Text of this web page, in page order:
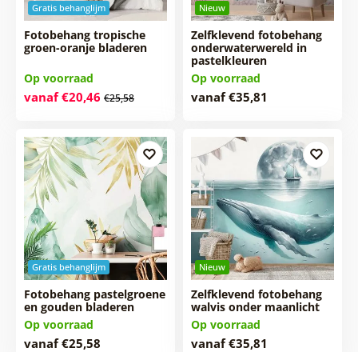
Gratis behanglijm
Fotobehang tropische
groen-oranje bladeren
Op voorraad
vanaf €20,46 €25,58
Nieuw
Zelfklevend fotobehang
onderwaterwereld in
pastelkleuren
Op voorraad
vanaf €35,81
Gratis behanglijm
Fotobehang pastelgroene
en gouden bladeren
Op voorraad
vanaf €25,58
Nieuw
Zelfklevend fotobehang
walvis onder maanlicht
Op voorraad
vanaf €35,81